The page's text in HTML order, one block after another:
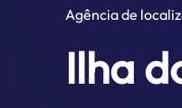
Agência de
Ilha